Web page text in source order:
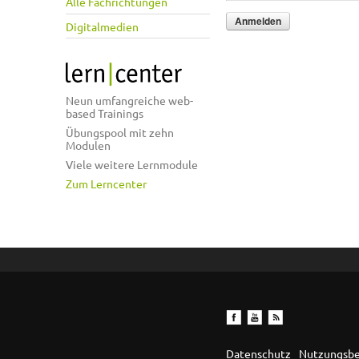
Digitalmedien
Neun umfangreiche web-
based Trainings
Übungspool mit zehn
Modulen
Viele weitere Lernmodule
Zum Lerncenter
Datenschutz